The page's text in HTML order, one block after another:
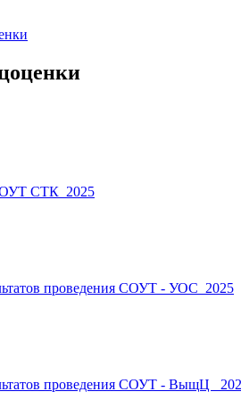
СТК_2025
проведения СОУТ - УОС_2025
проведения СОУТ - ВыщЦ